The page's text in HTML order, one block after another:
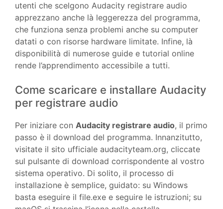
utenti che scelgono Audacity registrare audio
apprezzano anche là leggerezza del programma,
che funziona senza problemi anche su computer
datati o con risorse hardware limitate. Infine, là
disponibilità di numerose guide e tutorial online
rende l’apprendimento accessibile a tutti.
Come scaricare e installare Audacity
per registrare audio
Per iniziare con Audacity registrare audio, il primo
passo è il download del programma. Innanzitutto,
visitate il sito ufficiale audacityteam.org, cliccate
sul pulsante di download corrispondente al vostro
sistema operativo. Di solito, il processo di
installazione è semplice, guidato: su Windows
basta eseguire il file.exe e seguire le istruzioni; su